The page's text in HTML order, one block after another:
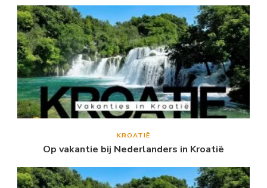
KROATIË
Op vakantie bij Nederlanders in Kroatië